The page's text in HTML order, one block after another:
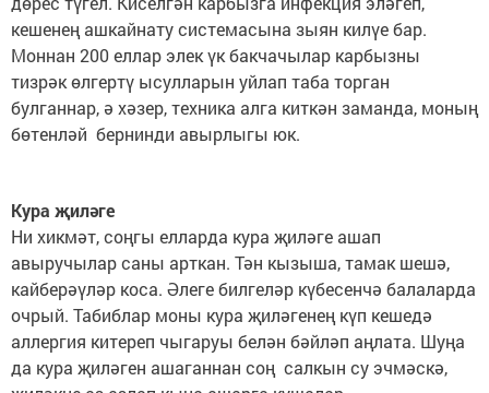
кешенең ашкайнату системасына зыян килүе бар.
Моннан 200 еллар элек үк бакчачылар карбызны
тизрәк өлгертү ысулларын уйлап таба торган
булганнар, ә хәзер, техника алга киткән заманда, моның
бөтенләй бернинди авырлыгы юк.
Кура җиләге
Ни хикмәт, соңгы елларда кура җиләге ашап
авыручылар саны арткан. Тән кызыша, тамак шешә,
кайберәүләр коса. Әлеге билгеләр күбесенчә балаларда
очрый. Табиблар моны кура җиләгенең күп кешедә
аллергия китереп чыгаруы белән бәйләп аңлата. Шуңа
да кура җиләген ашаганнан соң салкын су эчмәскә,